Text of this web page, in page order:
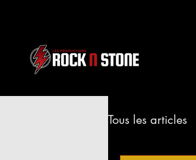
Tous les articles